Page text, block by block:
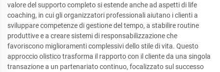
valore del supporto completo si estende anche ad aspetti di life
coaching, in cui gli organizzatori professionali aiutano i clienti a
sviluppare competenze di gestione del tempo, a stabilire routine
produttive e a creare sistemi di responsabilizzazione che
favoriscono miglioramenti complessivi dello stile di vita. Questo
approccio olistico trasforma il rapporto con il cliente da una singola
transazione a un partenariato continuo, focalizzato sul successo